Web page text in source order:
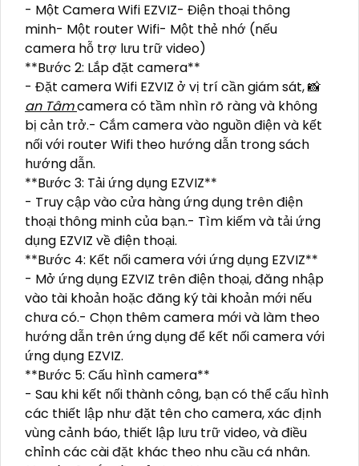
- Một Camera Wifi EZVIZ- Điện thoại thông
minh- Một router Wifi- Một thẻ nhớ (nếu
camera hỗ trợ lưu trữ video)
**Bước 2: Lắp đặt camera**
- Đặt camera Wifi EZVIZ ở vị trí cần giám sát, 📸
an Tâmcamera có tầm nhìn rõ ràng và không
bị cản trở.- Cắm camera vào nguồn điện và kết
nối với router Wifi theo hướng dẫn trong sách
hướng dẫn.
**Bước 3: Tải ứng dụng EZVIZ**
- Truy cập vào cửa hàng ứng dụng trên điện
thoại thông minh của bạn.- Tìm kiếm và tải ứng
dụng EZVIZ về điện thoại.
**Bước 4: Kết nối camera với ứng dụng EZVIZ**
- Mở ứng dụng EZVIZ trên điện thoại, đăng nhập
vào tài khoản hoặc đăng ký tài khoản mới nếu
chưa có.- Chọn thêm camera mới và làm theo
hướng dẫn trên ứng dụng để kết nối camera với
ứng dụng EZVIZ.
**Bước 5: Cấu hình camera**
- Sau khi kết nối thành công, bạn có thể cấu hình
các thiết lập như đặt tên cho camera, xác định
vùng cảnh báo, thiết lập lưu trữ video, và điều
chỉnh các cài đặt khác theo nhu cầu cá nhân.